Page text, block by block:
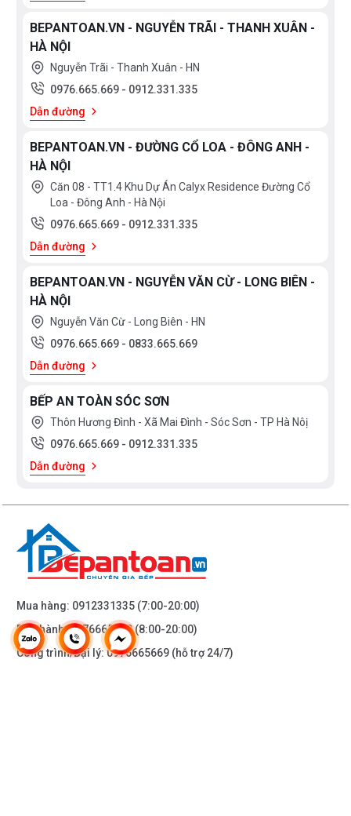
Môi trường và an toàn
Nhiệt độ cửa lò HBG635BS1 rất thấp: nhiệt độ tối
đa là 40 độ C
Khóa trẻ em
Tắt an toàn
Nút Start/Stop
Đánh giá hiệu quả năng lượng (theo tiêu chuẩn
châu Âu số 65/2014): A
Số khoang: 1
Nguồn nhiệt: điện
Phụ kiện Lò nướng Bosch HBG635BS1
1 khay thông thường
Kích thước và trọng lượng
Kích thước khoang lò (HxWxD): 480 x 357 x 415 mm
Trọng lượng: 35 kg
Chiều dài cáp điện: 120 cm
Tổng kết nối điện: 3,6 kW
BEPANTOAN.VN - NGUYỄN TRÃI - THANH XUÂN -
HÀ NỘI
Nguyễn Trãi - Thanh Xuân - HN
0976.665.669 - 0912.331.335
Dẫn đường
BEPANTOAN.VN - ĐƯỜNG CỔ LOA - ĐÔNG ANH -
HÀ NỘI
Căn 08 - TT1.4 Khu Dự Án Calyx Residence Đường Cổ
Loa - Đông Anh - Hà Nội
0976.665.669 - 0912.331.335
Dẫn đường
BEPANTOAN.VN - NGUYỄN VĂN CỪ - LONG BIÊN -
HÀ NỘI
Nguyễn Văn Cừ - Long Biên - HN
0976.665.669 - 0833.665.669
Dẫn đường
BẾP AN TOÀN SÓC SƠN
Thôn Hương Đình - Xã Mai Đình - Sóc Sơn - TP Hà Nôị
0976.665.669 - 0912.331.335
Dẫn đường
Mua hàng: 0912331335 (7:00-20:00)
Bảo hành:0976665669(8:00-20:00)
Công trình/Đại lý:0976665669 (hỗ trợ 24/7)